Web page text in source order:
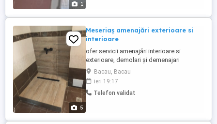
1
5
Meseriaș amenajări exterioare si
interioare
ofer servicii amenajări interioare si
exterioare, demolari și demenajari
apartamente și case in jud Bacau; servicii
de calitate , seriozitate și profesionalism.
Meseriaș cu vechime de peste 20 de ani in
domeniu.,dețin autoutilitara basculabila
Bacau, Bacau
ieri 19:17
Telefon validat